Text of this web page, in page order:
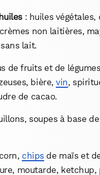
: huiles végétales,
non laitières,
lait.
de fruits et de
bière,vin,
de cacao.
soupes à base
chips de maïs et
moutarde, ketchup,